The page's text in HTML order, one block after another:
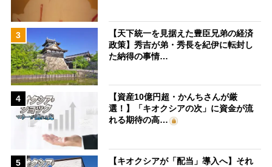
3
【天下統一を見据えた豊臣兄弟の経済
政策】秀吉が弟・秀長を紀伊に転封し
た納得の事情…
4
【資産10億円超・かんちさんが厳
選！】「キオクシアの次」に資金が流
れる期待の高…
5
【キオクシアが「配当」導入へ】それ